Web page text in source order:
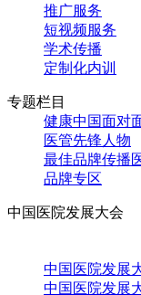
推广服务
短视频服务
学术传播
定制化内训
专题栏目
健康中国面对
医管先锋人物
最佳品牌传播
品牌专区
中国医院发展大会
中国医院发展
中国医院发展